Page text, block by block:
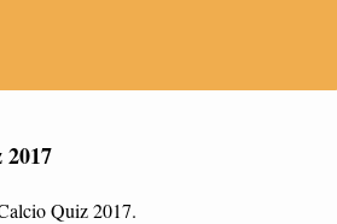
Quiz 2017.